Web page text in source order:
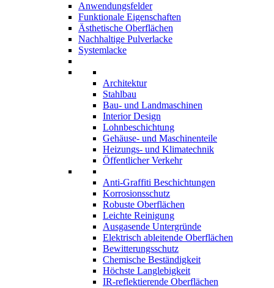
Anwendungsfelder
Funktionale Eigenschaften
Ästhetische Oberflächen
Nachhaltige Pulverlacke
Systemlacke
Architektur
Stahlbau
Bau- und Landmaschinen
Interior Design
Lohnbeschichtung
Gehäuse- und Maschinenteile
Heizungs- und Klimatechnik
Öffentlicher Verkehr
Anti-Graffiti Beschichtungen
Korrosionsschutz
Robuste Oberflächen
Leichte Reinigung
Ausgasende Untergründe
Elektrisch ableitende Oberflächen
Bewitterungsschutz
Chemische Beständigkeit
Höchste Langlebigkeit
IR-reflektierende Oberflächen